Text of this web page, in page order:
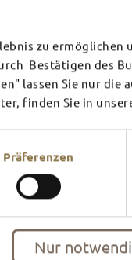
zu
Bestätigen des
lassen Sie nur
finden Sie in
Präferenzen
Nur
THEATER
Mehr erfahren
Inspiration